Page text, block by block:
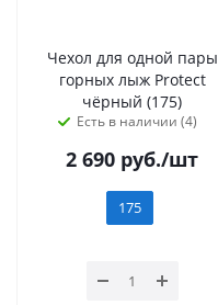
Чехол для одной пары
горных лыж Protect
чёрный (175)
Есть в наличии (4)
2 690 руб./шт
175